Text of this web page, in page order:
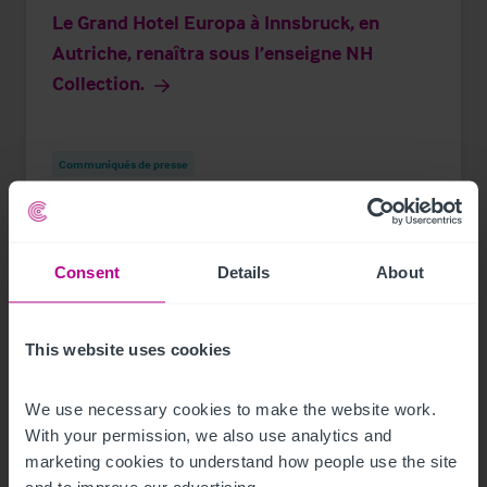
Consent Details About
This website uses cookies
We use necessary cookies to make the website work.
With your permission, we also use analytics and
marketing cookies to understand how people use the site
Le Grand Hotel Europa à Innsbruck, en
Autriche, renaîtra sous l’enseigne NH
Collection.
Communiqués de presse